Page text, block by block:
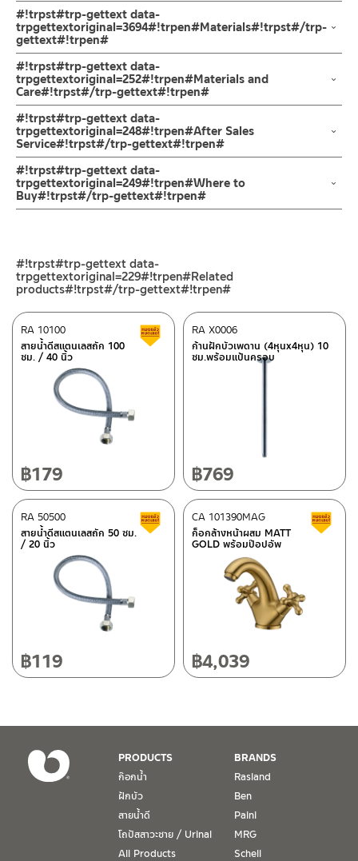
สามารถตัดความยาวได้ตามหน้างาน
ผลิตจากวัสดุสแตนเลส
สีโครเมียมเงา
เฉพาะท่อตรงสแตนเลส ยาว 55ซม. โครเมียม / 21.6 นิ้ว
#!trpst#trp-gettext data-
trpgettextoriginal=3694#!trpen#Materials#!trpst#/trp-
gettext#!trpen#
ผลิตจากวัสดุสแตนเลส 304 ทนทานไม่เป็นสนิม
#!trpst#trp-gettext data-
trpgettextoriginal=252#!trpen#Materials and
Care#!trpst#/trp-gettext#!trpen#
คำแนะนำในการดูแลรักษาผลิตภัณฑ์
1. ไม่ทำสินค้าให้เกิดความเสียหายอื่น ๆ นอกจากการใช้งานปกติ เช่นไม่
ทำตก ไม่งัดหรือโยกสินค้าแรงๆ
2. ทำความสะอาดสินค้าโดยการใช้ผ้านุ่มๆชุบน้ำหมาดๆแล้วเช็ดให้แห้ง
3. ห้ามใช้สารเคมีที่มีฤทธิ์เป็นกรด ในการทำความสะอาด เนื่องจากผิว
ของสินค้าจะเสียหายได้
4. ห้ามใช้แปรง วัสดุแข็ง หยาบ ห้ามใช้ฝอยขัดทำความสะอาด ขัดหรือถู
#!trpst#trp-gettext data-
trpgettextoriginal=248#!trpen#After Sales
Service#!trpst#/trp-gettext#!trpen#
ช่องทางออนไลน์
– Email: contact@charnpaiboon.com
– LINE: @Rasland
ศูนย์บริการและอะไหล่ กรุงเทพฯ
662/61-62 ถนน พระราม3 แขวงบางโพงพาง เขตยานนาวา กรุงเทพฯ
โทร: 02-358-0080 / 080-075-8668 / 091-545-0556
ศูนย์บริการและอะไหล่
118/33 โครงการอรสิริน ม.8 ต.สันปูเลย อ.ดอยสะเก็ด เชียงใหม่
50220
โทร: 080-075-2626
วันและเวลาทำการ
วันจันทร์ – วันศุกร์ เวลา 8:30-17:30 น.
วันเสาร์ เวลา 8:30-15:00 น.
หยุดวันอาทิตย์ และวันหยุดนักขัตฤกษ์
เงื่อนไขการรับประกันสินค้าได้ หากไม่มีเอกสารดังกล่าว
2. การรับประกันสินค้า จะรับประกันฉพาะสินค้าที่อยู่ในสภาพการใช้งาน
ปกติ หากมีตำหนิ ชำรุด ร้าว ตกพื้น หรือสภาพภายนอกอยู่ในสภาพที่ใช้
งานไม่ได้ ทางบริษัทฯ ถือว่าไม่อยู่ในเงื่อนไขการรับประกัน
3. การรับประกันสินค้า จะรับประกันเฉพาะชิ้นส่วนที่แจ้ง เช่น ก๊อกน้ำ จะ
#!trpst#trp-gettext data-
trpgettextoriginal=249#!trpen#Where to
Buy#!trpst#/trp-gettext#!trpen#
– Shopee
–Lazada
–ซื้อสินค้าชิ้นนี้บน Shopee>>คลิกที่นี่<<
–ซื้อสินค้าชิ้นนี้บน Lazada>> คลิกที่นี่<<
ติดต่อพนักงานขาย / Contact Sales Staff
โทร: 02-285-5795
@charnpaiboon.sales
ติดต่อ ชาญไพบูลย์ / Contact Us คลิกที่นี่
#!trpst#trp-gettext data-
trpgettextoriginal=229#!trpen#Related
products#!trpst#/trp-gettext#!trpen#
สายน้ำดีสแตนเลสถัก 100
ซม. / 40 นิ้ว
RA 10100 สินค้าลดราคา เคลียร์สต็อก
฿179
ก้านฝักบัวเพดาน (4หุนx4หุน) 10
ซม.พร้อมแป้นครอบ
RA X0006
฿769
สายน้ำดีสแตนเลสถัก 50 ซม.
/ 20 นิ้ว
RA 50500 สินค้าลดราคา เคลียร์สต็อก
฿119
ก็อกล้างหน้าผสม MATT
GOLD พร้อมป๊อปอัพ
CA 101390MAG
฿4,039
PRODUCTS
ก๊อกน้ำ
ฝักบัว
สายน้ำดี
โถปัสสาวะชาย / Urinal
All Products
BRANDS
Rasland
Ben
Paini
MRG
Schell